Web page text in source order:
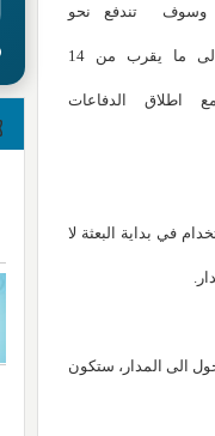
وسوف تندفع نحو
الحريق الى ما يقرب من 14
اطلاق الدفاعات
الوقود, وأقل من 9،5 في المئة من الوقود للاستخدام في بداية البعثة لا
ارتفاع للحد الأدنى. في وقت الدخول الى المدار، ستكون